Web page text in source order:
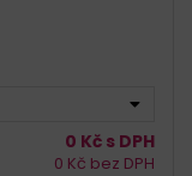
0 Kč s DPH
0 Kč bez DPH